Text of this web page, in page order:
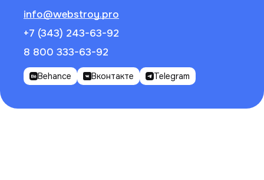
info@webstroy.pro
+7 (343) 243-63-92
8 800 333-63-92
Behance Вконтакте Telegram